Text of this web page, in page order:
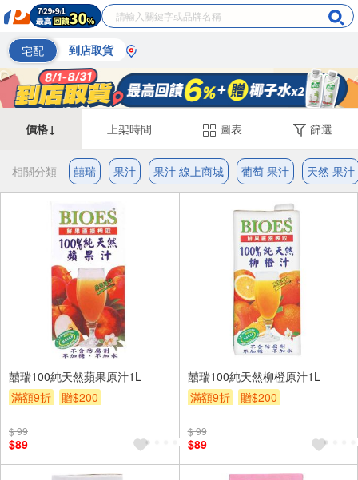
宅配 到店取貨
價格↓ 上架時間 圖表 篩選
相關分類 囍瑞 果汁 果汁 線上商城 葡萄 果汁 天然 果汁
囍瑞100純天然蘋果原汁1L
滿額9折
贈$200
$ 99
$89
囍瑞100純天然柳橙原汁1L
滿額9折
贈$200
$ 99
$89